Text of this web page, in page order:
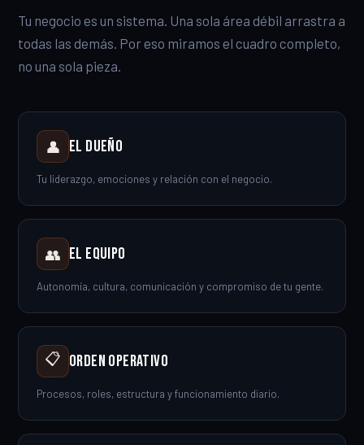
Tu negocio es un sistema. Una sola área débil arrastra a
todas las demás. Por eso miramos el cuadro completo,
no una sola pieza.
👤 El Dueño
Tu liderazgo, emociones y relación con el negocio.
👥 El Equipo
Autonomía, cultura, comunicación y compromiso de tu gente.
📋 Orden Operativo
Procesos, roles, estructura y funcionamiento diario.